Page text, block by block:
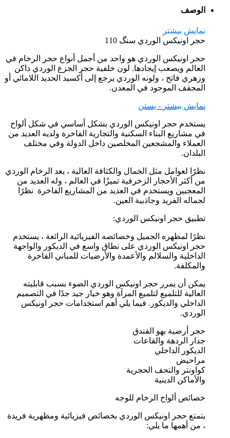
الوصف
نمایش بیشتر
حجر اونیکس الوردي سنگ 110
حجر اونیکس الوردي هو واحد من أجمل أنواع حجر الرخام في
العالم ويصعب إيجادها. لون خلفية حجر الجزع الوردي داكن
وزهري فاتح ، ولونه الوردي يرجع إلى أكسيد الحديد اللامائي أو
المجفف الموجود في المعدن.
نمایش بیشتر - بستن
يستخدم حجر اونیکس الوردي بشكل أساسي في شكل ألواح
في مشاريع البناء السكنية والتجارية الفاخرة ولديه العديد من
العملاء والمشجعين المخلصين داخل الدولة وفي مختلف
البلدان.
نظرًا لعوامل مثل الجمال والكثافة العالية ، يعد الرخام الوردي
من أكثر الأحجار الزخرفية تميزًا في العالم ، وله العديد من
المعجبين ويستخدم في العديد من المشاريع الفاخرة نظرًا
لجماله الفريد وجاذبية العين.
تطبيق حجر اونیکس الوردي:
نظرًا لمظهره الجميل وخصائصه الفيزيائية الرائعة ، يستخدم
حجر اونیکس الوردي على نطاق واسع في الديكور والواجهة
الداخلية والسلالم والأعمدة والأرضيات للمباني الفاخرة
والمكلفة.
يمكن أن يمرر حجر اونیکس الوردي الضوء بسبب قابليته
العالية للتلميع لتلميع المرآة وهو خيار جيد جدًا في التصميم
الداخلي والديكور. فيما يلي أهم استخدامات حجر اونیکس
الوردي.
حجر أرضية بهو الفندق
جدار الردهة والقاعات
الديكور الداخلي
مراحيض
كواونتر والتحف الحجرية
والأماكن الدينية
خصائص ألواح الرخام للوجه
يتمتع حجر اونیکس الوردي بخصائص فيزيائية ومظهرية فريدة
، من أهمها ما يلي: